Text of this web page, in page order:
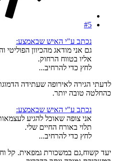
#5
נכתב ע"י האיש שבאמצע:
גם אני מודאג מהכיוון הפוליטי
אליו בטווח הרחוק.
לחץ כדי להרחיב...
לדעתי הגירה לאירופה שעתידה
כהחלטה טובה יותר.
נכתב ע"י האיש שבאמצע:
תלוי באורח החיים שלי.
לחץ כדי להרחיב...
יעד קשוח,גם במשכורת גמפאית. קל